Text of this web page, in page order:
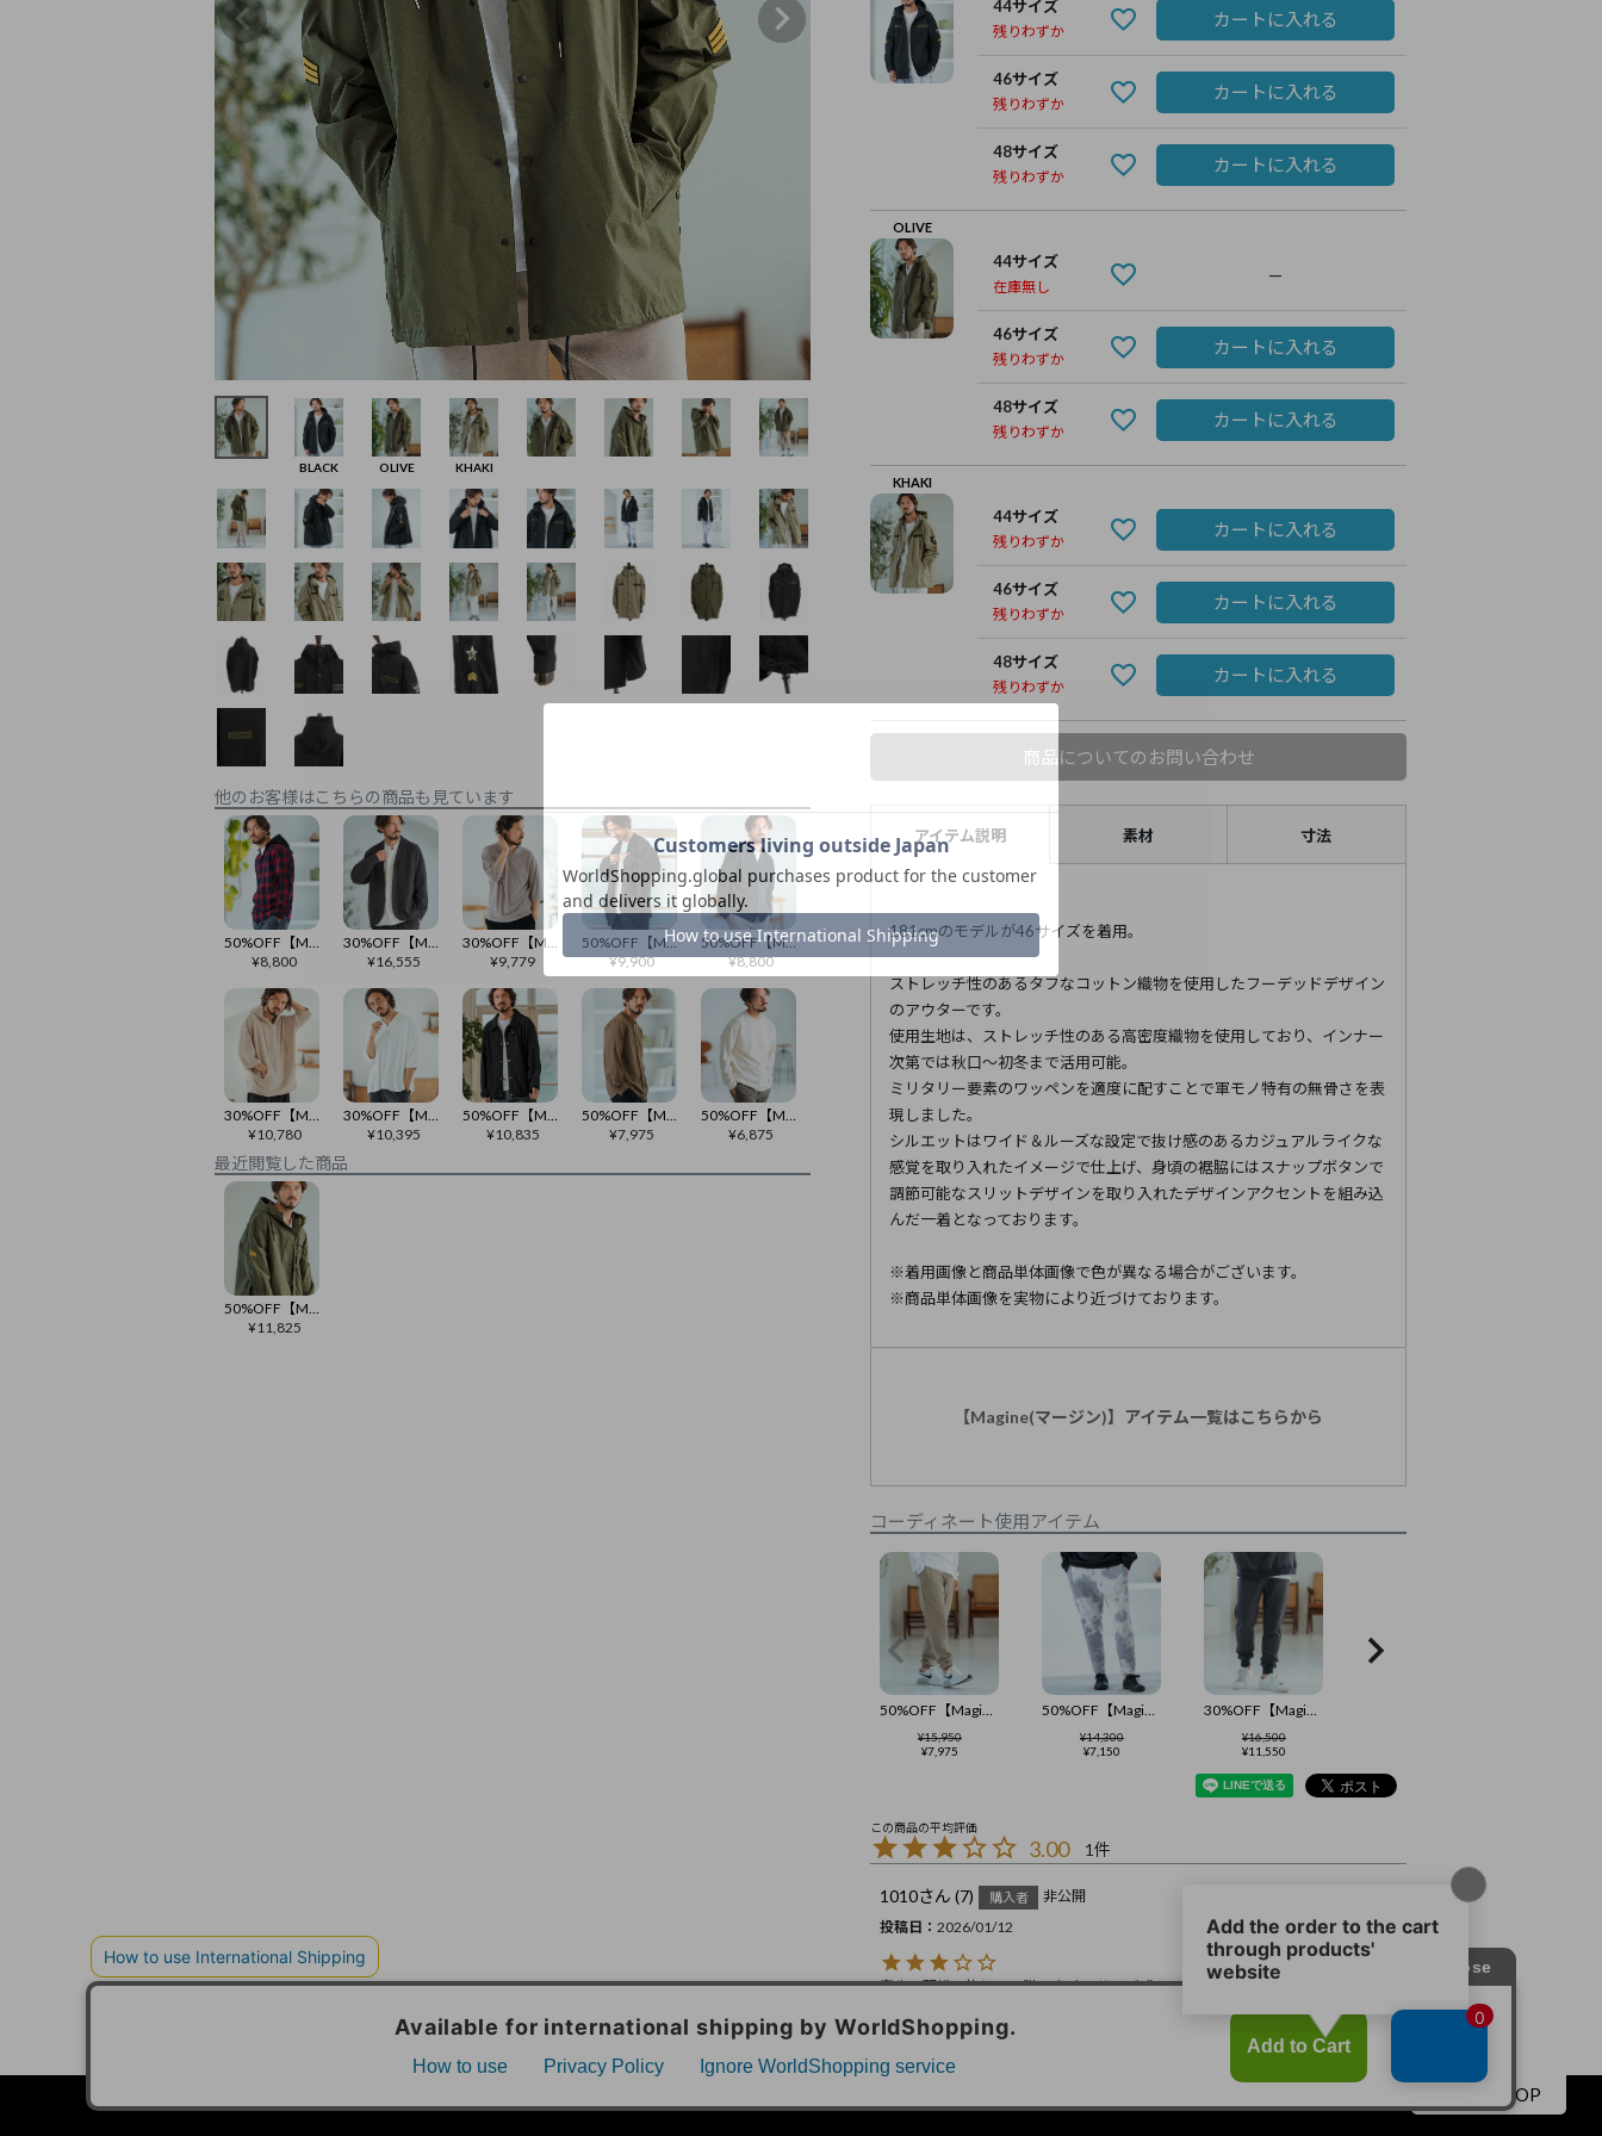
BLACK
BLACK OLIVE KHAKI
他のお客様はこちらの商品も見ています
50%OFF【Magine(マージン)】Ombre Check Skipper Design Hooded Shirt シャツ(MGN-242-002)
¥8,800
30%OFF【Magine(マージン)】Brushed Viscose Drape Fabric Shirt Jacket シャツジャケット(MGN-242-007)
¥16,555
30%OFF【Magine(マージン)】Deep Tuck Skipper Design Pullover ポロシャツ(MGN-252-016)
¥9,779
50%OFF【Magine(マージン)】Deformed Knitting Jacquard Collarless Jacket ノーカラージャケット(MGN-251-009)
¥9,900
50%OFF【Magine(マージン)】Brushed Calze Band Collar Skipper Shirt シャツ(MGN-242-015)
¥8,800
30%OFF【Magine(マージン)】Textured Knit-Like Fabric Skipper Design Hoodie パーカー(MGN-252-007)
¥10,780
30%OFF【Magine(マージン)】Deformed Waffle Jacquard Skipper Design Poloshirt ポロシャツ(MGN-252-003)
¥10,395
50%OFF【Magine(マージン)】 Surf Knit Fabric 2Way Coach Blouson ブルゾン(MGN-251-001)
¥10,835
50%OFF【Magine(マージン)】Mao-collar Fly Front Long Sleeve Shirt シャツ(MGN-242-032)
¥7,975
50%OFF【Magine(マージン)】Cable Jacquard Long Sleeve Pullover プルオーバー(MGN-242-004)
¥6,875
最近閲覧した商品
50%OFF【Magine(マージン)】Military Motif Design Hooded Shirt シャツジャケット(MGN-242-026)
¥11,825
44サイズ
残りわずか
カートに入れる
46サイズ
残りわずか
カートに入れる
48サイズ
残りわずか
カートに入れる
OLIVE
44サイズ
在庫無し
—
46サイズ
残りわずか
カートに入れる
48サイズ
残りわずか
カートに入れる
KHAKI
44サイズ
残りわずか
カートに入れる
46サイズ
残りわずか
カートに入れる
48サイズ
残りわずか
カートに入れる
商品についてのお問い合わせ
アイテム説明 素材 寸法
181cmのモデルが46サイズを着用。
ストレッチ性のあるタフなコットン織物を使用したフーデッドデザイン
のアウターです。
使用生地は、ストレッチ性のある高密度織物を使用しており、インナー
次第では秋口～初冬まで活用可能。
ミリタリー要素のワッペンを適度に配すことで軍モノ特有の無骨さを表
現しました。
シルエットはワイド＆ルーズな設定で抜け感のあるカジュアルライクな
感覚を取り入れたイメージで仕上げ、身頃の裾脇にはスナップボタンで
調節可能なスリットデザインを取り入れたデザインアクセントを組み込
んだ一着となっております。
※着用画像と商品単体画像で色が異なる場合がございます。
※商品単体画像を実物により近づけております。
【Magine(マージン)】アイテム一覧はこちらから
コーディネート使用アイテム
50%OFF【Magine(マージン)】Brushed Viscose Fabric Rib Pants パンツ(MGN-242-021)
¥15,950
¥7,975
50%OFF【Magine(マージン)】Tie Dye Sweat Pants スウェットパンツ(MGN-242-033)
¥14,300
¥7,150
30%OFF【Magine(マージン)】Geometry Jacquard Jogger Pants ジョガーパンツ(MGN-242-022)
¥16,500
¥11,550
3.00 1
1010 7 購入者
非公開
投稿日
2026/01/12
すべてのレビューを見る
▲PAGE TOP